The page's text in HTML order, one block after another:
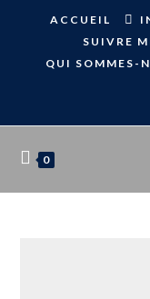
ACCUEIL
SUIVRE
QUI SOMMES-
0